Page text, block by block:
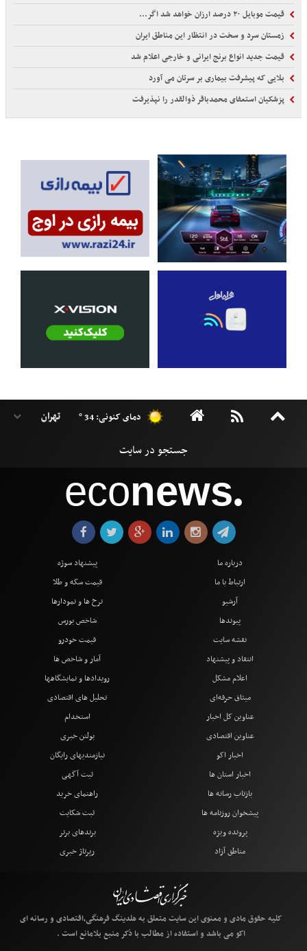
قیمت موبایل ۲۰ درصد ارزان خواهد شد اگر...
زمستان سرد و سخت در انتظار این مناطق ایران
قیمت جدید انواع برنج ایرانی و خارجی اعلام شد
بلایی که پیشرفت بیماری بر سرتان می آورد
پزشکیان استعفای محمدباقر ذوالقدر را نپذیرفت
دمای کنونی: 34 °
econews●
درباره ما
ارتباط با ما
آرشیو
پیوندها
نقشه سایت
انتقاد و پیشنهاد
اعلام مشکل
میثاق حرفه‌ای
پیشنهاد سوژه
قیمت سکه و طلا
نرخ ها و نمودارها
شاخص بورس
قیمت خودرو
آمار و شاخص ها
رویدادها و نمایشگاهها
تحلیل های اقتصادی
عناوین کل اخبار
عناوین اقتصادی
اخبار اکو
اخبار استان ها
بازتاب رسانه ها
پیشخوان روزنامه ها
پرونده ویژه
مناطق آزاد
استخدام
بولتن خبری
نیازمندیهای رایگان
ثبت آگهی
راهنمای خرید
ثبت شکایت
برندهای برتر
رپرتاژ خبری
کلیه حقوق مادی و معنوی این سایت متعلق به هلدینگ فرهنگی،اقتصادی و رسانه ای
اکو می باشد و استفاده از مطالب با ذکر منبع بلامانع است .